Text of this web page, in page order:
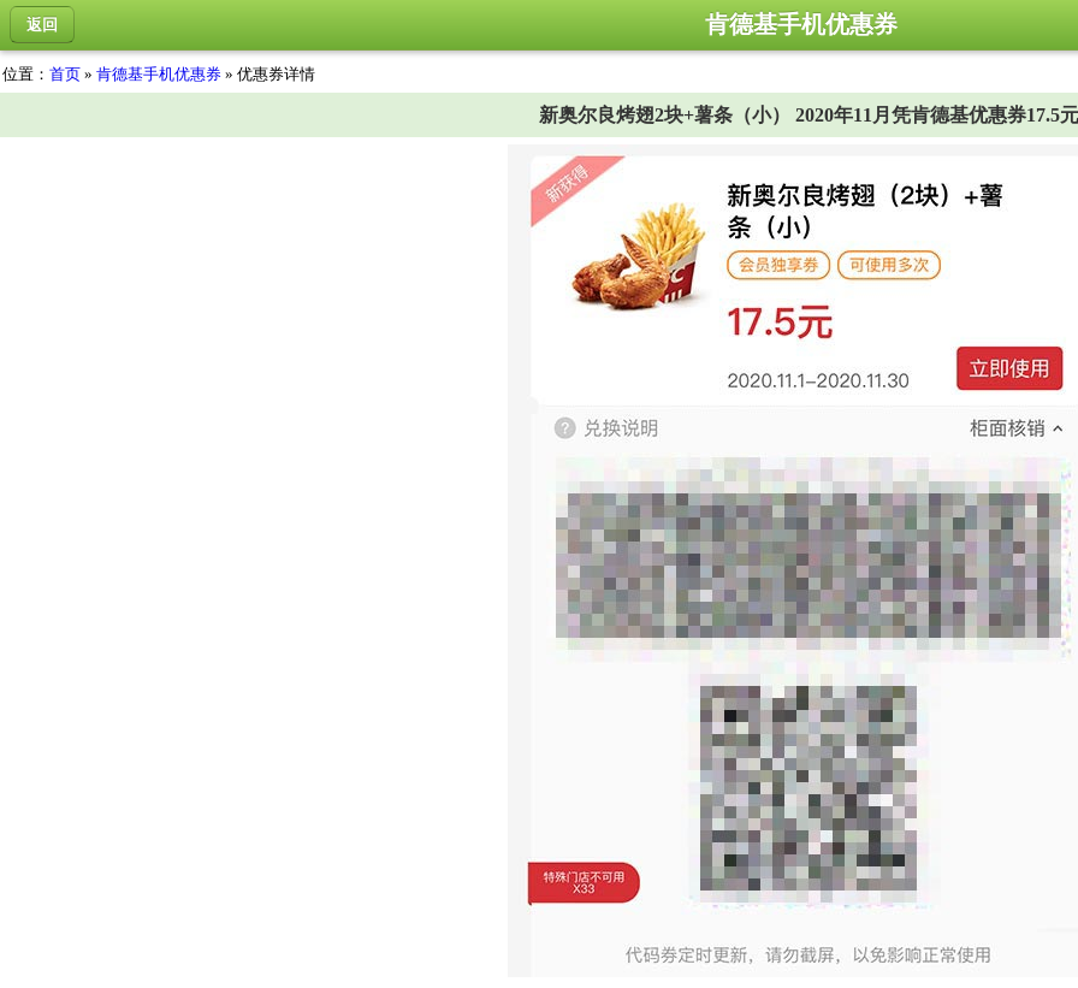
返回 肯德基手机优惠券
位置： 首页 » 肯德基手机优惠券 » 优惠券详情
新奥尔良烤翅2块+薯条（小） 2020年11月凭肯德基优惠券17.5元